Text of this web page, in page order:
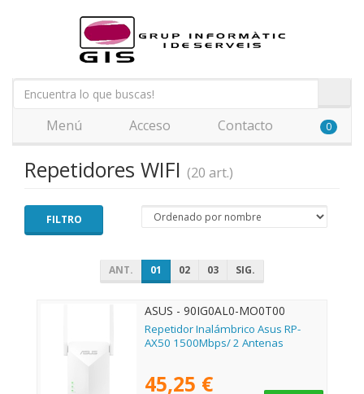
Menú Acceso Contacto 0
Repetidores WIFI (20 art.)
FILTRO
ANT. 01 02 03 SIG.
ASUS - 90IG0AL0-MO0T00
Repetidor Inalámbrico Asus RP-
AX50 1500Mbps/ 2 Antenas
45,25 €